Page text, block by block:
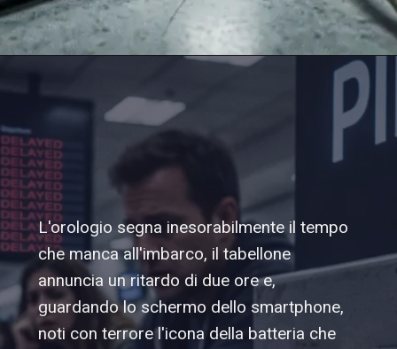
L'orologio segna inesorabilmente il tempo
che manca all'imbarco, il tabellone
annuncia un ritardo di due ore e,
guardando lo schermo dello smartphone,
noti con terrore l'icona della batteria che